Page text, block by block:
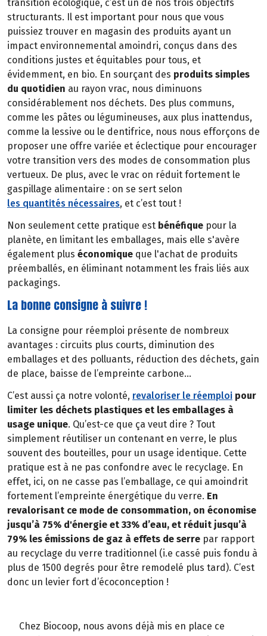
transition écologique, c’est un de nos trois objectifs
structurants. Il est important pour nous que vous
puissiez trouver en magasin des produits ayant un
impact environnemental amoindri, conçus dans des
conditions justes et équitables pour tous, et
évidemment, en bio. En sourçant des produits simples
du quotidien au rayon vrac, nous diminuons
considérablement nos déchets. Des plus communs,
comme les pâtes ou légumineuses, aux plus inattendus,
comme la lessive ou le dentifrice, nous nous efforçons de
proposer une offre variée et éclectique pour encourager
votre transition vers des modes de consommation plus
vertueux. De plus, avec le vrac on réduit fortement le
gaspillage alimentaire : on se sert selon
les quantités nécessaires, et c’est tout !
Non seulement cette pratique est bénéfique pour la
planète, en limitant les emballages, mais elle s'avère
également plus économique que l'achat de produits
préemballés, en éliminant notamment les frais liés aux
packagings.
La bonne consigne à suivre !
La consigne pour réemploi présente de nombreux
avantages : circuits plus courts, diminution des
emballages et des polluants, réduction des déchets, gain
de place, baisse de l’empreinte carbone…
C’est aussi ça notre volonté, revaloriser le réemploi pour
limiter les déchets plastiques et les emballages à
usage unique. Qu’est-ce que ça veut dire ? Tout
simplement réutiliser un contenant en verre, le plus
souvent des bouteilles, pour un usage identique. Cette
pratique est à ne pas confondre avec le recyclage. En
effet, ici, on ne casse pas l’emballage, ce qui amoindrit
fortement l’empreinte énergétique du verre. En
revalorisant ce mode de consommation, on économise
jusqu’à 75% d'énergie et 33% d’eau, et réduit jusqu’à
79% les émissions de gaz à effets de serre par rapport
au recyclage du verre traditionnel (i.e cassé puis fondu à
plus de 1500 degrés pour être remodelé plus tard). C’est
donc un levier fort d’écoconception !
Chez Biocoop, nous avons déjà mis en place ce